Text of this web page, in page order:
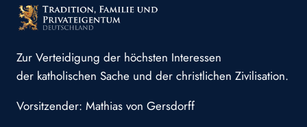
Zur Verteidigung der höchsten Interessen
der katholischen Sache und der christlichen Zivilisation.
Vorsitzender: Mathias von Gersdorff